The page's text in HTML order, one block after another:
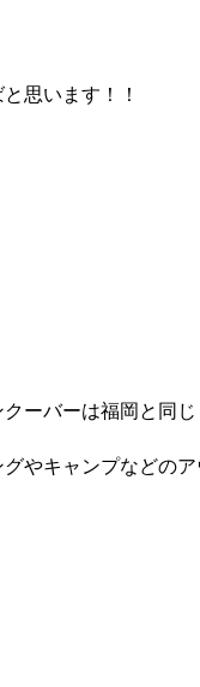
思います！！
ーバーは福岡と同じ
やキャンプなどの